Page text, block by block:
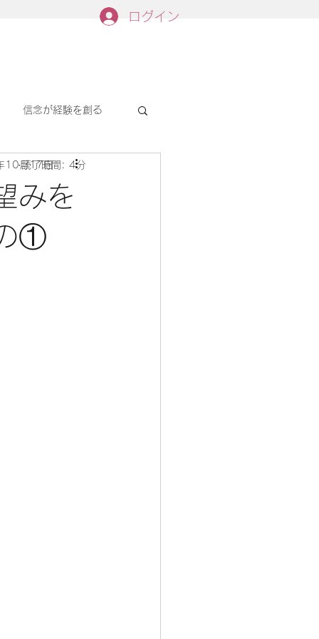
ログイン
信念が経験を創る
みを
①
10月17日
読了時間: 4分